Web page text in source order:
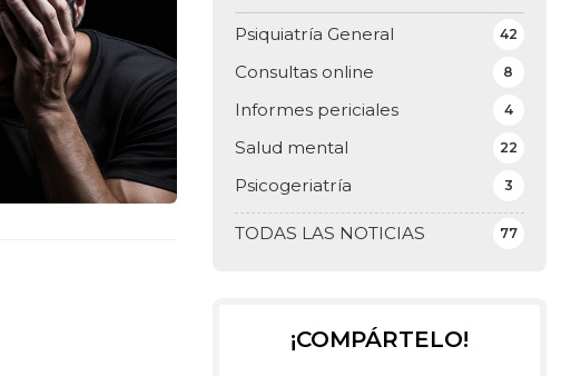
TODAS LAS NOTICIAS 77
Psiquiatría General 42
Consultas online 8
Informes periciales 4
Salud mental 22
Psicogeriatría 3
¡COMPÁRTELO!